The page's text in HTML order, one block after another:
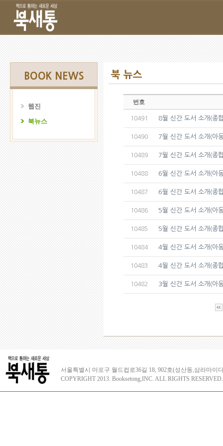
BOOK NEWS
웹진
북뉴스
북 뉴스
번호
10491 8월 신간 도서 소개(종
10490 7월 신간 도서 소개(아
10489 7월 신간 도서 소개(종
10488 6월 신간 도서 소개(아
10487 6월 신간 도서 소개(종
10486 5월 신간 도서 소개(아
10485 5월 신간 도서 소개(종
10484 4월 신간 도서 소개(아
10483 4월 신간 도서 소개(종
10482 3월 신간 도서 소개(아
서울특별시 마포구 월드컵로36길 18, 902호(성산동,삼라마이
COPYRIGHT 2013. Booksetong,INC. ALL RIGHTS RESERVED.